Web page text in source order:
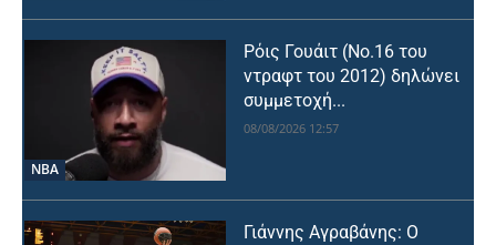
NBA
Ρόις Γουάιτ (Νο.16 του
ντραφτ του 2012) δηλώνει
συμμετοχή...
08/08/2026 12:57
Γιάννης Αγραβάνης: Ο